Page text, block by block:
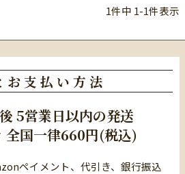
1件中 1-1件表示
お支払い方法
5営業日以内の発送
全国一律660円(税込)
ペイメント、代引き、銀行振込